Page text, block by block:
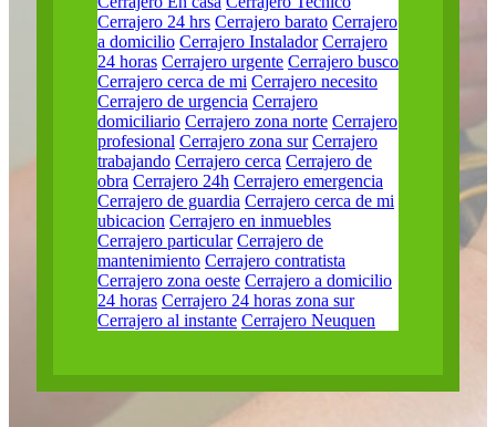
Cerrajero 24 hrs Cerrajero barato Cerrajero
a domicilio Cerrajero Instalador Cerrajero
24 horas Cerrajero urgente Cerrajero busco
Cerrajero cerca de mi Cerrajero necesito
Cerrajero de urgencia Cerrajero
domiciliario Cerrajero zona norte Cerrajero
profesional Cerrajero zona sur Cerrajero
trabajando Cerrajero cerca Cerrajero de
obra Cerrajero 24h Cerrajero emergencia
Cerrajero de guardia Cerrajero cerca de mi
ubicacion Cerrajero en inmuebles
Cerrajero particular Cerrajero de
mantenimiento Cerrajero contratista
Cerrajero zona oeste Cerrajero a domicilio
24 horas Cerrajero 24 horas zona sur
Cerrajero al instante Cerrajero Neuquen